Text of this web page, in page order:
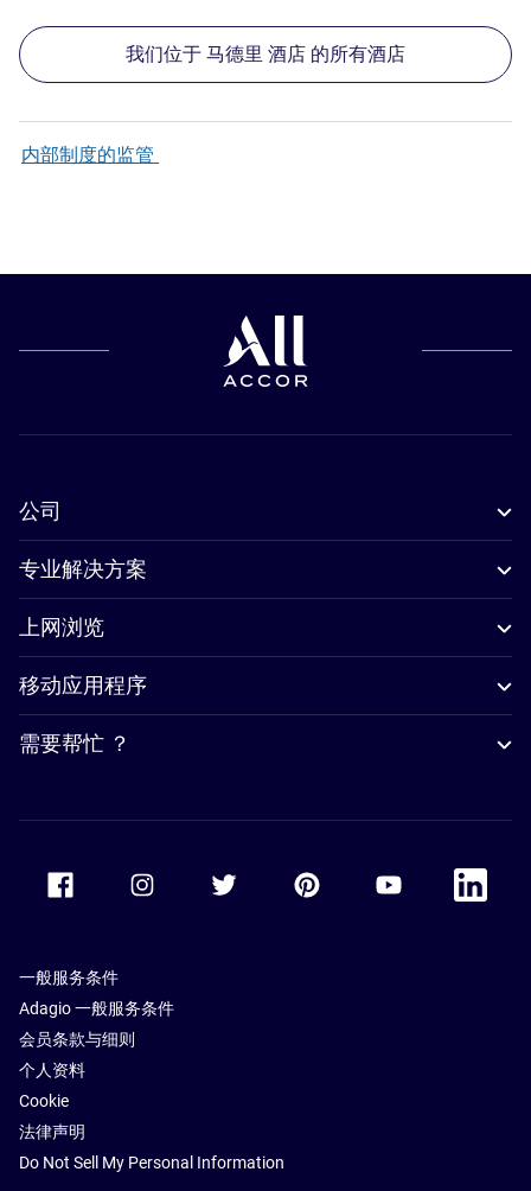
我们位于 马德里 酒店 的所有酒店
内部制度的监管
公司
专业解决方案
上网浏览
移动应用程序
需要帮忙 ？
Accor Youtube
Accor
一般服务条件
Adagio 一般服务条件
会员条款与细则
个人资料
Cookie
法律声明
Do Not Sell My Personal Information